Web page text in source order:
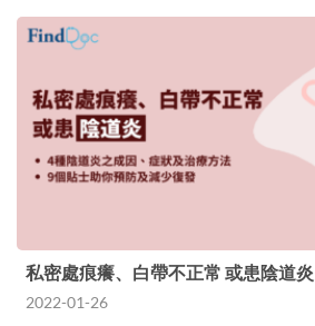
私密處痕癢、白帶不正常 或患陰道炎
2022-01-26